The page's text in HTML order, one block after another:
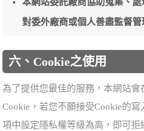
本網站委託廠商協助蒐集、
對委外廠商或個人善盡監督管
六、Cookie之使用
為了提供您最佳的服務，本網站
Cookie，若您不願接受Cookie的
項中設定隱私權等級為高，即可